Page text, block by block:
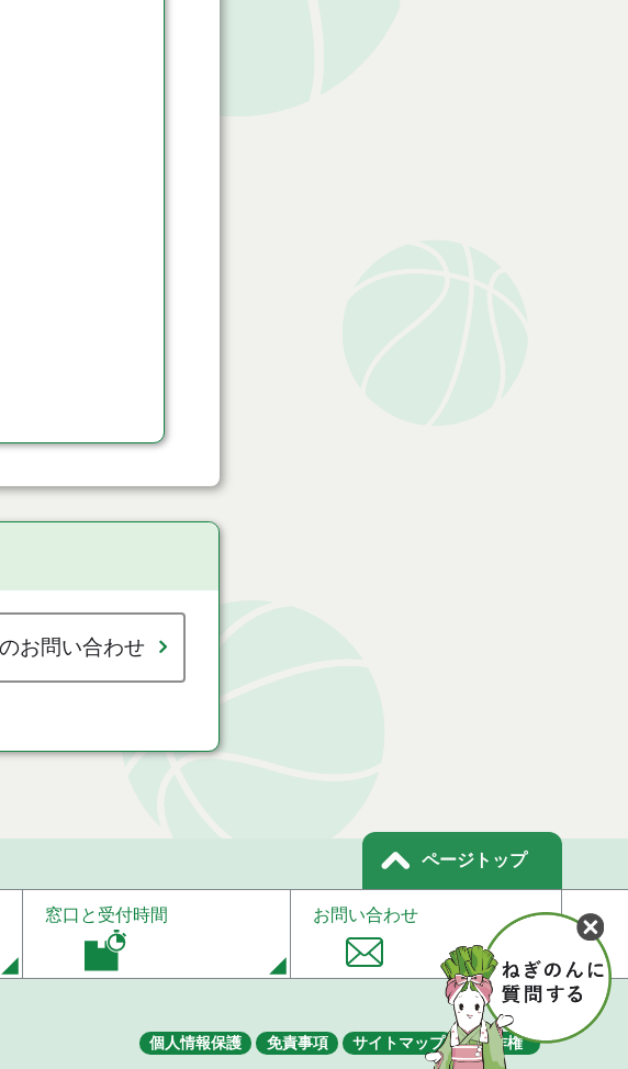
お問い合わせ
ページトップ
窓口と受付時間 お問い合わせ
個人情報保護 免責事項 サイトマップ 著作権